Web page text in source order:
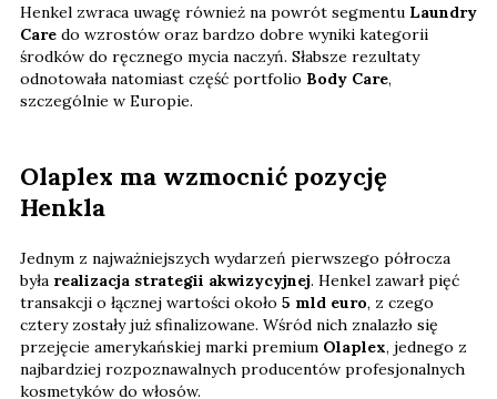
Henkel zwraca uwagę również na powrót segmentu Laundry
Care do wzrostów oraz bardzo dobre wyniki kategorii
środków do ręcznego mycia naczyń. Słabsze rezultaty
odnotowała natomiast część portfolio Body Care,
szczególnie w Europie.
Olaplex ma wzmocnić pozycję
Henkla
Jednym z najważniejszych wydarzeń pierwszego półrocza
była realizacja strategii akwizycyjnej. Henkel zawarł pięć
transakcji o łącznej wartości około 5 mld euro, z czego
cztery zostały już sfinalizowane. Wśród nich znalazło się
przejęcie amerykańskiej marki premium Olaplex, jednego z
najbardziej rozpoznawalnych producentów profesjonalnych
kosmetyków do włosów.